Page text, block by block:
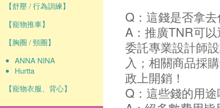
【舒壓 / 行為訓練】
【寵物推車】
【胸圈 / 頸圈】
ANNA NINA
Hurtta
【寵物衣服、背心】
Q：這錢是否拿
A：推廣TNR可
委託專業設計師
入；相關商品採
政上開銷！
Q：這些錢的用